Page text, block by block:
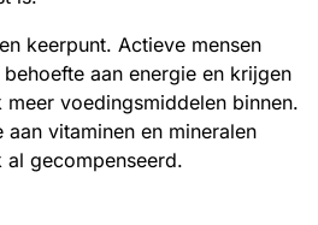
keerpunt. Actieve mensen
aan energie en krijgen
voedingsmiddelen binnen.
vitaminen en mineralen
gecompenseerd.